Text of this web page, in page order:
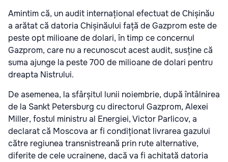
Amintim că, un audit internațional efectuat de Chișinău
a arătat că datoria Chișinăului față de Gazprom este de
peste opt milioane de dolari, în timp ce concernul
Gazprom, care nu a recunoscut acest audit, susține că
suma ajunge la peste 700 de milioane de dolari pentru
dreapta Nistrului.
De asemenea, la sfârșitul lunii noiembrie, după întâlnirea
de la Sankt Petersburg cu directorul Gazprom, Alexei
Miller, fostul ministru al Energiei, Victor Parlicov, a
declarat că Moscova ar fi condiționat livrarea gazului
către regiunea transnistreană prin rute alternative,
diferite de cele ucrainene, dacă va fi achitată datoria